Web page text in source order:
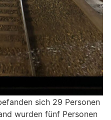
sich 29 Personen
wurden fünf Personen